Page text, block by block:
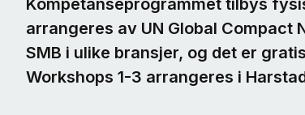
Kompetanseprogrammet tilbys
arrangeres av UN Global Compact
SMB i ulike bransjer, og det er
Workshops 1-3 arrangeres i